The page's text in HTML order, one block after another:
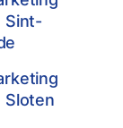
Sint-
Sloten